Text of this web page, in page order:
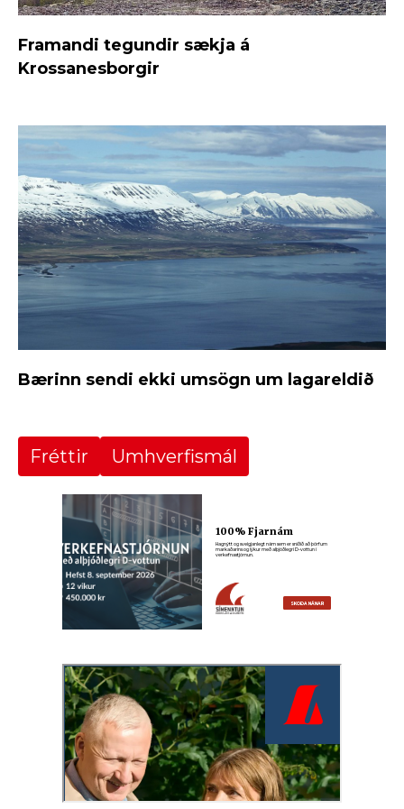
Framandi tegundir sækja á
Krossanesborgir
Bærinn sendi ekki umsögn um lagareldið
Fréttir Umhverfismál